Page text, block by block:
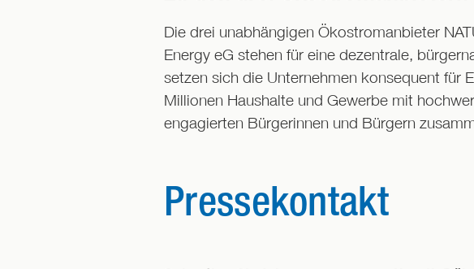
Die drei unabhängigen Ökostromanbieter
Energy eG stehen für eine dezentrale,
setzen sich die Unternehmen konsequent für
Millionen Haushalte und Gewerbe mit
engagierten Bürgerinnen und Bürgern
Pressekontakt